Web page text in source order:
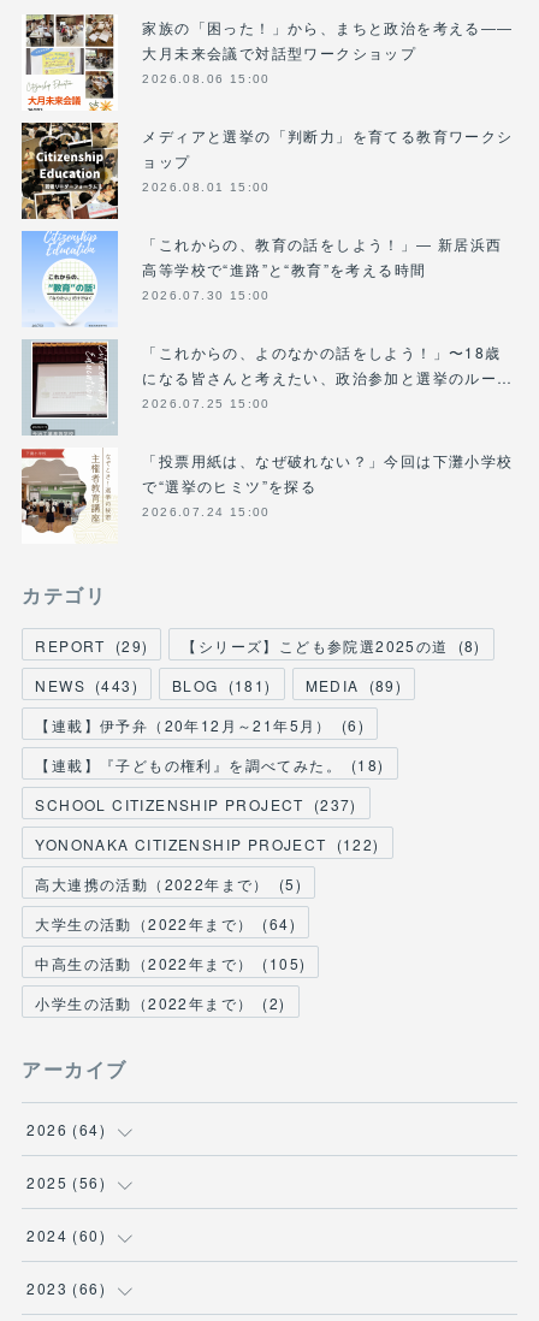
家族の「困った！」から、まちと政治を考える――
大月未来会議で対話型ワークショップ
2026.08.06 15:00
メディアと選挙の「判断力」を育てる教育ワークシ
ョップ
2026.08.01 15:00
「これからの、教育の話をしよう！」― 新居浜西
高等学校で“進路”と“教育”を考える時間
2026.07.30 15:00
「これからの、よのなかの話をしよう！」〜18歳
になる皆さんと考えたい、政治参加と選挙のルー…
2026.07.25 15:00
「投票用紙は、なぜ破れない？」今回は下灘小学校
で“選挙のヒミツ”を探る
2026.07.24 15:00
カテゴリ
REPORT (29) 【シリーズ】こども参院選2025の道 (8)
NEWS (443) BLOG (181) MEDIA (89)
【連載】伊予弁（20年12月～21年5月）
(6)
【連載】『子どもの権利』を調べてみた。
(18)
SCHOOL CITIZENSHIP PROJECT
(237)
YONONAKA CITIZENSHIP PROJECT
(122)
高大連携の活動（2022年まで）
(5)
大学生の活動（2022年まで）
(64)
中高生の活動（2022年まで）
(105)
小学生の活動（2022年まで）
(2)
アーカイブ
2026 (64)
(2)
(6)
(9)
2025 (56)
(1)
(2)
2024 (60)
(12
2023 (66)